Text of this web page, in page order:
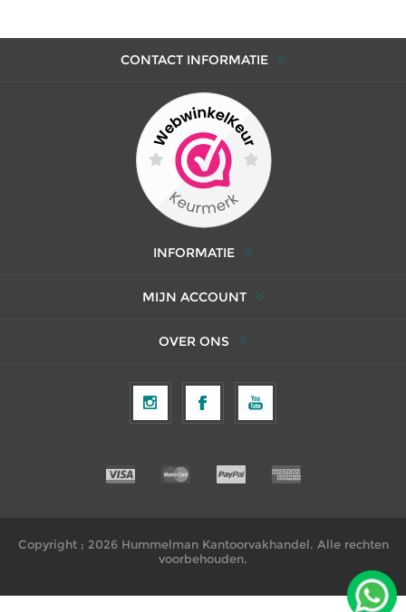
CONTACT INFORMATIE
INFORMATIE
MIJN ACCOUNT
OVER ONS
Copyright ; 2026 Hummelman Kantoorvakhandel. Alle rechten
voorbehouden.